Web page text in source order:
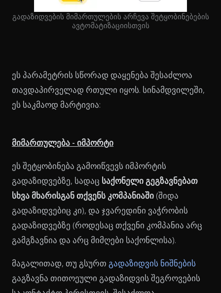
გადაზიდვების მიმართულების არჩევა შეტყობინებების
ავტომატიზაციისთვის
ეს პარამეტრის სწორად დაყენება შესაძლოა
თავდაპირველად რთული იყოს. სინამდვილეში,
ეს საკმაოდ მარტივია:
მიმართულება - იმპორტი
ეს შეტყობინება გამოიწვევს იმპორტის
გადაზიდვებზე, სადაც საქონელი გეგზავნებათ
სხვა მხარისგან თქვენს კომპანიაში (შიდა
გადაზიდვებიც კი), და ჯვარედინი ვაჭრობის
გადაზიდვებზე (როდესაც თქვენი კომპანია არც
გამგზავნია და არც მიმღები საქონლისა).
მაგალითად, თუ გსურთ გადაზიდვის ნიშნების
გაგზავნა თითოეული გადაზიდვის შეგროვების